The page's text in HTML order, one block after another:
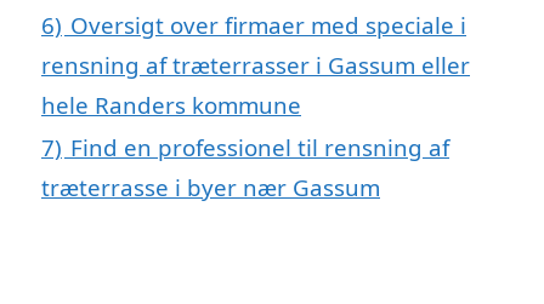
6) Oversigt over firmaer med speciale i
rensning af træterrasser i Gassum eller
hele Randers kommune
7) Find en professionel til rensning af
træterrasse i byer nær Gassum